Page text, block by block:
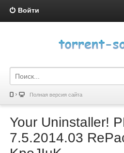
Войти
Полная версия сайта
Your Uninstaller!
7.5.2014.03